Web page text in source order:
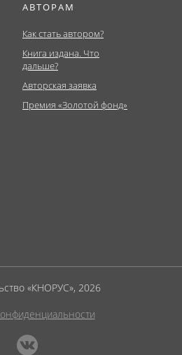
АВТОРАМ
Как стать автором?
Книга издана. Что
дальше?
Авторская заявка
Премия «Золотой фонд»
«КНОРУС», 2026